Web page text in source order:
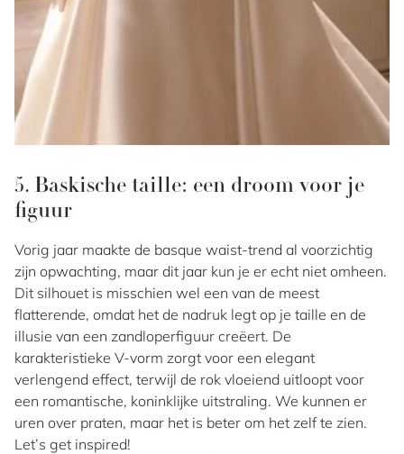
5. Baskische taille: een droom voor je
figuur
Vorig jaar maakte de basque waist-trend al voorzichtig
zijn opwachting, maar dit jaar kun je er echt niet omheen.
Dit silhouet is misschien wel een van de meest
flatterende, omdat het de nadruk legt op je taille en de
illusie van een zandloperfiguur creëert. De
karakteristieke V-vorm zorgt voor een elegant
verlengend effect, terwijl de rok vloeiend uitloopt voor
een romantische, koninklijke uitstraling. We kunnen er
uren over praten, maar het is beter om het zelf te zien.
Let’s get inspired!